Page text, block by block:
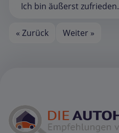
Ich bin äußerst zufrieden.
« Zurück Weiter »